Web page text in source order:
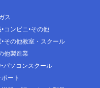
ス
コンビニ その他
その他教室・スクール
他製造業
パソコンスクール
ート